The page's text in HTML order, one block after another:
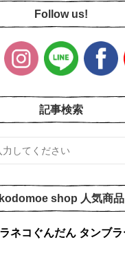
Follow us!
記事検索
kodomoe shop 人気商品